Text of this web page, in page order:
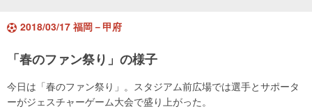
2018/03/17 福岡－甲府
「春のファン祭り」の様子
今日は「春のファン祭り」。スタジアム前広場では選手とサポータ
ーがジェスチャーゲーム大会で盛り上がった。